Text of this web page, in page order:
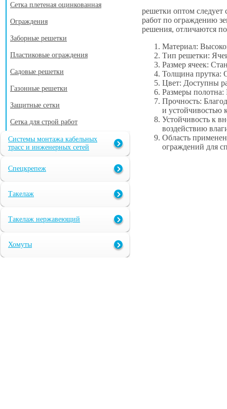
Сетка плетеная оцинкованная
Ограждения
Заборные решетки
Пластиковые ограждения
Садовые решетки
Газонные решетки
Защитные сетки
Сетка для строй работ
Системы монтажа кабельных
трасс и инженерных сетей
Спецкрепеж
Такелаж
Такелаж нержавеющий
Хомуты
решетки оптом
работ по ограждению
решения, отличаются
Материал:
Тип решетки:
Размер ячеек:
Толщина прутка:
Цвет: Доступны
Размеры полотна:
Прочность:
и устойчивостью
Устойчивость к
воздействию
Область
ограждений для